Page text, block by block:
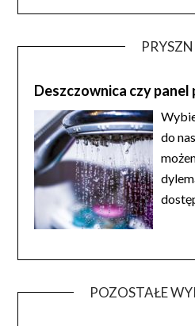
Deszczownica czy
do
POZOSTAŁE